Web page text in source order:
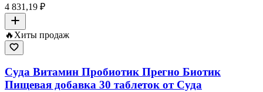
4 831,19 ₽
🔥 Хиты продаж
Суда Витамин Пробиотик Прегно Биотик
Пищевая добавка 30 таблеток от Суда